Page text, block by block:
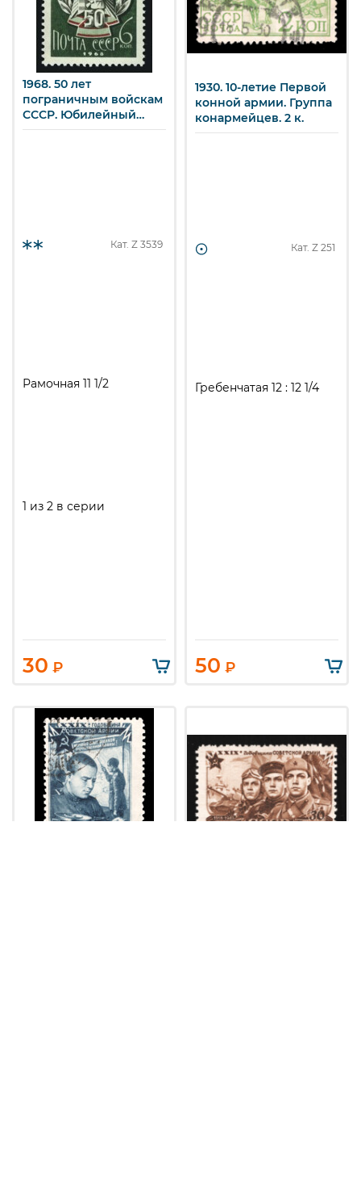
1968. 50 лет
пограничным войскам
СССР. Юбилейный
значок. 6 к.
Кат. Z 3539
Рамочная 11 1/2
1 из 2 в серии
30 ₽
1930. 10-летие Первой
конной армии. Группа
конармейцев. 2 к.
Кат. Z 251
Гребенчатая 12 : 12 1/4
50 ₽